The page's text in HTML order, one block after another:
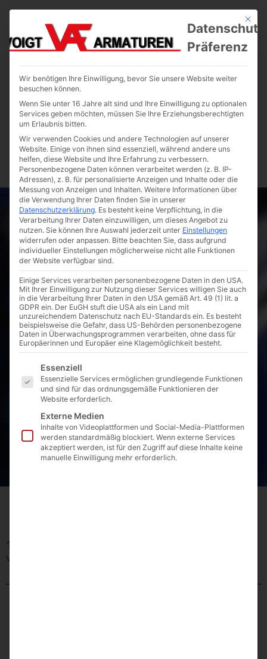
11.07
Voigt-Gas-HEK DN 80 und DN 100 flexibel
Mit
Präferenz
Wir benötigen Ihre Einwilligung, bevor Sie unsere Website weiter
besuchen können.
Wenn Sie unter 16 Jahre alt sind und Ihre Einwilligung zu optionalen
Services geben möchten, müssen Sie Ihre Erziehungsberechtigten
um Erlaubnis bitten.
Wir verwenden Cookies und andere Technologien auf unserer
Website. Einige von ihnen sind essenziell, während andere uns
helfen, diese Website und Ihre Erfahrung zu verbessern.
Personenbezogene Daten können verarbeitet werden (z. B. IP-
Adressen), z. B. für personalisierte Anzeigen und Inhalte oder die
Messung von Anzeigen und Inhalten. Weitere Informationen über
die Verwendung Ihrer Daten finden Sie in unserer
Datenschutzerklärung. Es besteht keine Verpflichtung, in die
Verarbeitung Ihrer Daten einzuwilligen, um dieses Angebot zu
nutzen. Sie können Ihre Auswahl jederzeit unter Einstellungen
widerrufen oder anpassen. Bitte beachten Sie, dass aufgrund
individueller Einstellungen möglicherweise nicht alle Funktionen
der Website verfügbar sind.
Einige Services verarbeiten personenbezogene Daten in den USA.
Mit Ihrer Einwilligung zur Nutzung dieser Services willigen Sie auch
in die Verarbeitung Ihrer Daten in den USA gemäß Art. 49 (1) lit. a
GDPR ein. Der EuGH stuft die USA als ein Land mit
unzureichendem Datenschutz nach EU-Standards ein. Es besteht
beispielsweise die Gefahr, dass US-Behörden personenbezogene
Daten in Überwachungsprogrammen verarbeiten, ohne dass für
Europäerinnen und Europäer eine Klagemöglichkeit besteht.
Es folgt eine Liste der Service-Gruppen, für die eine
Essenziell
Essenzielle Services ermöglichen grundlegende Funktionen
und sind für das ordnungsgemäße Funktionieren der
Website erforderlich.
Externe Medien
Inhalte von Videoplattformen und Social-Media-Plattformen
werden standardmäßig blockiert. Wenn externe Services
akzeptiert werden, ist für den Zugriff auf diese Inhalte keine
manuelle Einwilligung mehr erforderlich.